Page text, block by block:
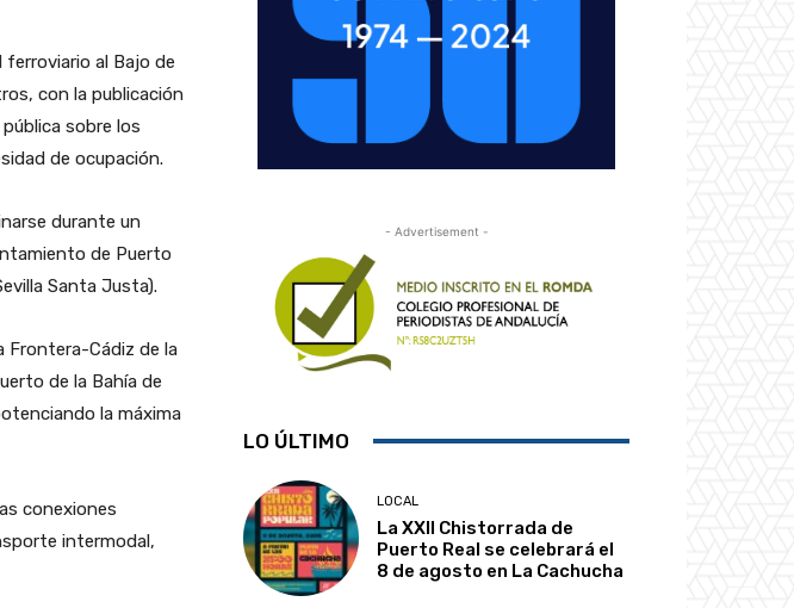
al Bajo de
con la publicación
sobre los
de ocupación.
durante un
de Puerto
Santa Justa).
Frontera-Cádiz de la
de la Bahía de
la máxima
conexiones
intermodal,
- Advertisement -
LO ÚLTIMO
LOCAL
La XXII Chistorrada de
Puerto Real se celebrará el
8 de agosto en La Cachucha